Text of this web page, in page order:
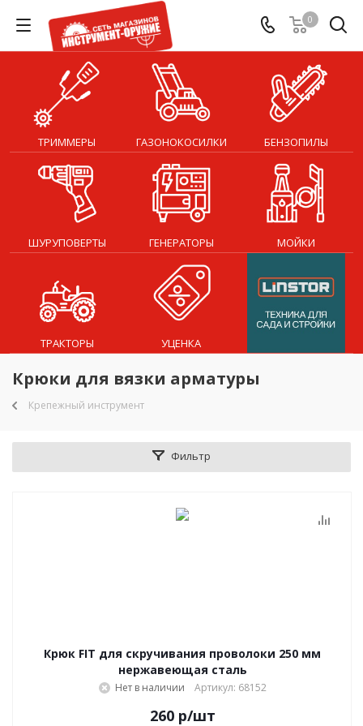
0
ТРИММЕРЫ ГАЗОНОКОСИЛКИ БЕНЗОПИЛЫ
ШУРУПОВЕРТЫ ГЕНЕРАТОРЫ МОЙКИ
ТРАКТОРЫ УЦЕНКА
Крюки для вязки арматуры
Крепежный инструмент
Фильтр
Крюк FIT для скручивания проволоки 250 мм
нержавеющая сталь
Нет в наличии Артикул: 68152
260р/шт